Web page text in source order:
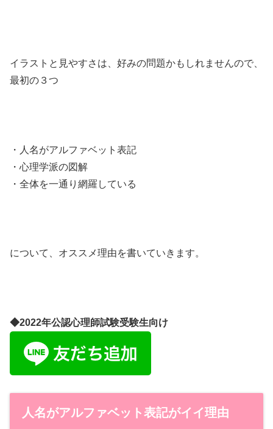
イラストと見やすさは、好みの問題かもしれませんので、
最初の３つ
・人名がアルファベット表記
・心理学派の図解
・全体を一通り網羅している
について、オススメ理由を書いていきます。
◆2022年公認心理師試験受験生向け
人名がアルファベット表記がイイ理由